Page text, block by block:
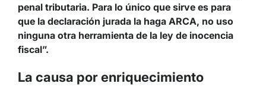
penal tributaria. Para lo único que sirve es para
que la declaración jurada la haga ARCA, no uso
ninguna otra herramienta de la ley de inocencia
fiscal”.
La causa por enriquecimiento